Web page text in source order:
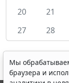
20
21
27
28
Мы
браузера и